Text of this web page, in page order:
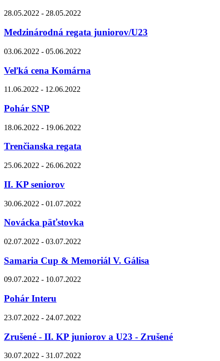
28.05.2022 - 28.05.2022
Medzinárodná regata juniorov/U23
03.06.2022 - 05.06.2022
Veľká cena Komárna
11.06.2022 - 12.06.2022
Pohár SNP
18.06.2022 - 19.06.2022
Trenčianska regata
25.06.2022 - 26.06.2022
II. KP seniorov
30.06.2022 - 01.07.2022
Novácka päťstovka
02.07.2022 - 03.07.2022
Samaria Cup & Memoriál V. Gálisa
09.07.2022 - 10.07.2022
Pohár Interu
23.07.2022 - 24.07.2022
Zrušené - II. KP juniorov a U23 - Zrušené
30.07.2022 - 31.07.2022